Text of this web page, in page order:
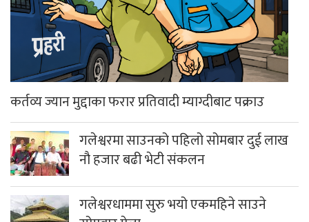
कर्तव्य ज्यान मुद्दाका फरार प्रतिवादी म्याग्दीबाट पक्राउ
गलेश्वरमा साउनको पहिलो सोमबार दुई लाख
नौ हजार बढी भेटी संकलन
गलेश्वरधाममा सुरु भयो एकमहिने साउने